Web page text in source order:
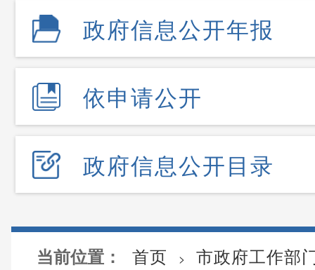
政府信息公开年报
依申请公开
政府信息公开目录
当前位置： 首页 >
市政府工作部